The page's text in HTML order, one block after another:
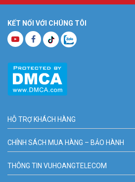
KẾT NỐI VỚI CHÚNG TÔI
HỖ TRỢ KHÁCH HÀNG
CHÍNH SÁCH MUA HÀNG – BẢO HÀNH
THÔNG TIN VUHOANGTELECOM